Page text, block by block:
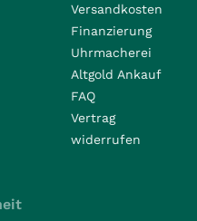
Versandkosten
Finanzierung
Uhrmacherei
Altgold Ankauf
FAQ
Vertrag
widerrufen